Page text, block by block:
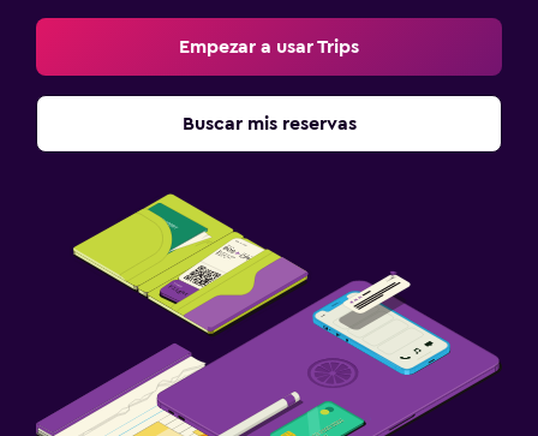
Empezar a usar Trips
Buscar mis reservas